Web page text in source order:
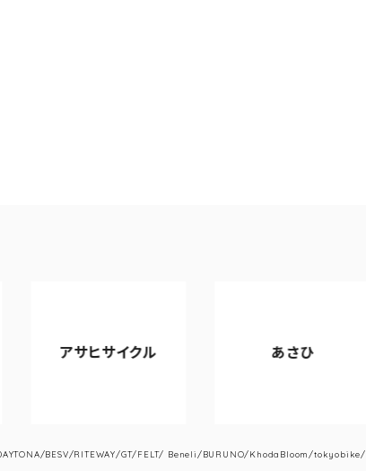
アサヒサイクル
BESV/RITEWAY/GT/FELT/ Beneli/BURUNO/KhodaBloom/tokyobike/